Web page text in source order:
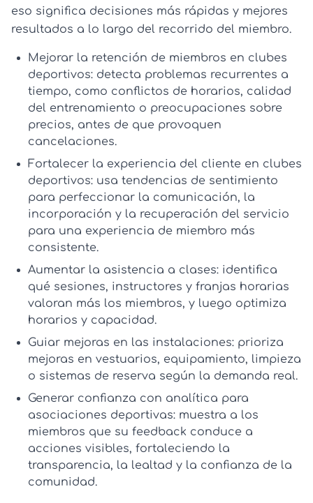
eso significa decisiones más rápidas y mejores
resultados a lo largo del recorrido del miembro.
Mejorar la retención de miembros en clubes
deportivos: detecta problemas recurrentes a
tiempo, como conflictos de horarios, calidad
del entrenamiento o preocupaciones sobre
precios, antes de que provoquen
cancelaciones.
Fortalecer la experiencia del cliente en clubes
deportivos: usa tendencias de sentimiento
para perfeccionar la comunicación, la
incorporación y la recuperación del servicio
para una experiencia de miembro más
consistente.
Aumentar la asistencia a clases: identifica
qué sesiones, instructores y franjas horarias
valoran más los miembros, y luego optimiza
horarios y capacidad.
Guiar mejoras en las instalaciones: prioriza
mejoras en vestuarios, equipamiento, limpieza
o sistemas de reserva según la demanda real.
Generar confianza con analítica para
asociaciones deportivas: muestra a los
miembros que su feedback conduce a
acciones visibles, fortaleciendo la
transparencia, la lealtad y la confianza de la
comunidad.